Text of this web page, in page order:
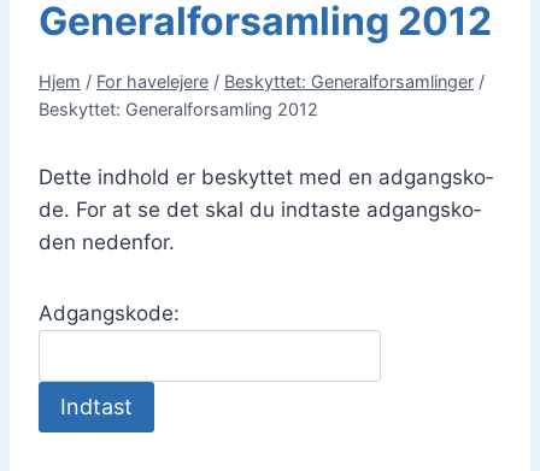
Generalforsamling 2012
Hjem / For havelejere / Beskyttet: Generalforsamlinger /
Beskyttet: Generalforsamling 2012
Det­te ind­hold er beskyt­tet med en adgangs­ko­
de. For at se det skal du ind­ta­ste adgangs­ko­
den neden­for.
Adgangs­ko­de: